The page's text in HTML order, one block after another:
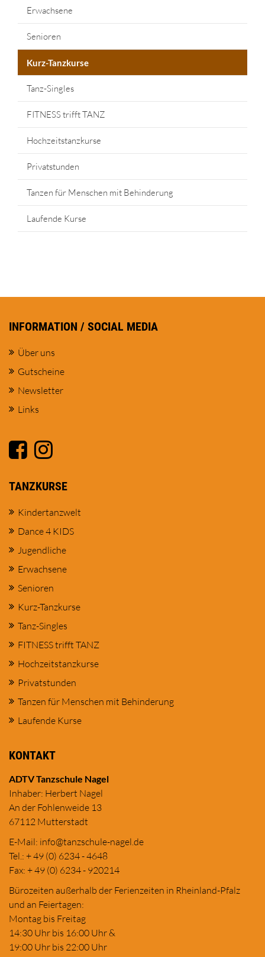
Erwachsene
Senioren
Kurz-Tanzkurse
Tanz-Singles
FITNESS trifft TANZ
Hochzeitstanzkurse
Privatstunden
Tanzen für Menschen mit Behinderung
Laufende Kurse
INFORMATION / SOCIAL MEDIA
Über uns
Gutscheine
Newsletter
Links
TANZKURSE
Kindertanzwelt
Dance 4 KIDS
Jugendliche
Erwachsene
Senioren
Kurz-Tanzkurse
Tanz-Singles
FITNESS trifft TANZ
Hochzeitstanzkurse
Privatstunden
Tanzen für Menschen mit Behinderung
Laufende Kurse
KONTAKT
ADTV Tanzschule Nagel
Inhaber: Herbert Nagel
An der Fohlenweide 13
67112 Mutterstadt
E-Mail: info@tanzschule-nagel.de
Tel.: + 49 (0) 6234 - 4648
Fax: + 49 (0) 6234 - 920214
Bürozeiten außerhalb der Ferienzeiten in Rheinland-Pfalz
und an Feiertagen:
Montag bis Freitag
14:30 Uhr bis 16:00 Uhr &
19:00 Uhr bis 22:00 Uhr